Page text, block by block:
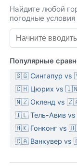
Найдите любой
погодные
Популярные
🇸🇬 Сингапур
🇨🇭 Цюрих vs
🇳🇿 Окленд vs 🇿🇦
🇮🇱 Тель-Авив
🇭🇰 Гонконг vs
🇨🇦 Ванкувер vs